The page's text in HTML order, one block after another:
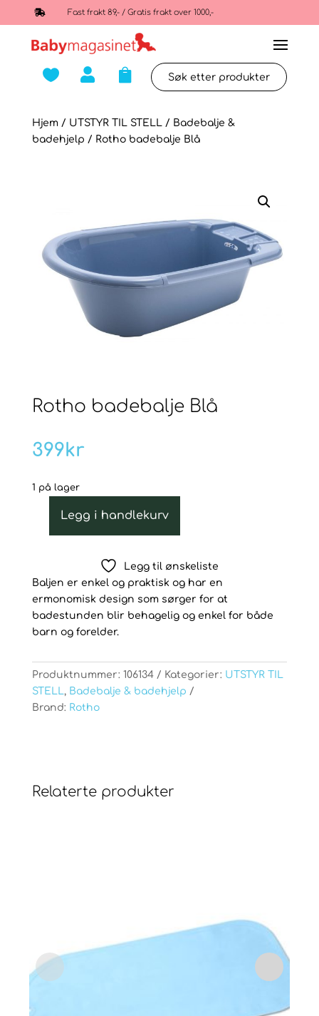
 Fast frakt 89,- / Gratis frakt over 1000,-
  
Hjem/ UTSTYR TIL STELL/ Badebalje &
badehjelp / Rotho badebalje Blå
Rotho badebalje Blå
399 kr
1 på lager
Legg i handlekurv
Legg til ønskeliste
Baljen er enkel og praktisk og har en
ermonomisk design som sørger for at
badestunden blir behagelig og enkel for både
barn og forelder.
Produktnummer: 106134 Kategorier: UTSTYR TIL
STELL, Badebalje & badehjelp
Brand: Rotho
Relaterte produkter